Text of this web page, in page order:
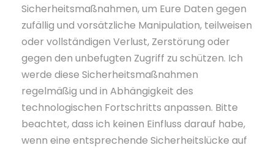
Sicherheitsmaßnahmen, um Eure Daten gegen
zufällig und vorsätzliche Manipulation, teilweisen
oder vollständigen Verlust, Zerstörung oder
gegen den unbefugten Zugriff zu schützen. Ich
werde diese Sicherheitsmaßnahmen
regelmäßig und in Abhängigkeit des
technologischen Fortschritts anpassen. Bitte
beachtet, dass ich keinen Einfluss darauf habe,
wenn eine entsprechende Sicherheitslücke auf